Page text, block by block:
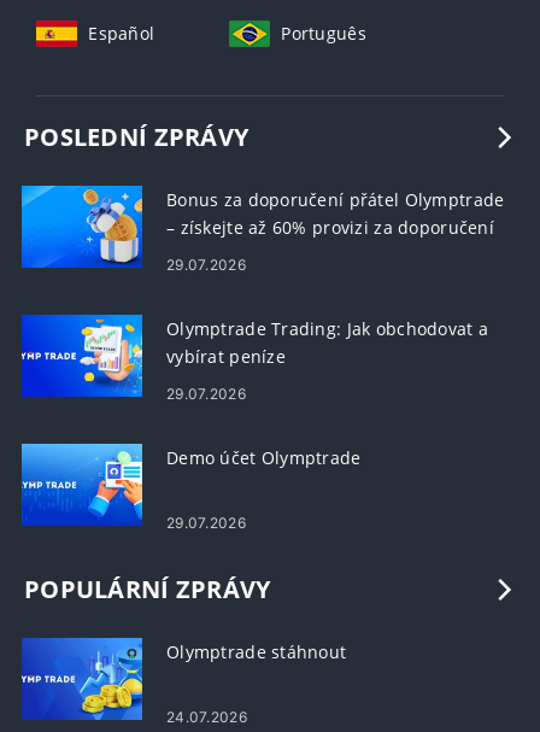
Español Português
POSLEDNÍ ZPRÁVY
Bonus za doporučení přátel Olymptrade
– získejte až 60% provizi za doporučení
29.07.2026
Olymptrade Trading: Jak obchodovat a
vybírat peníze
29.07.2026
Demo účet Olymptrade
29.07.2026
POPULÁRNÍ ZPRÁVY
Olymptrade stáhnout
24.07.2026